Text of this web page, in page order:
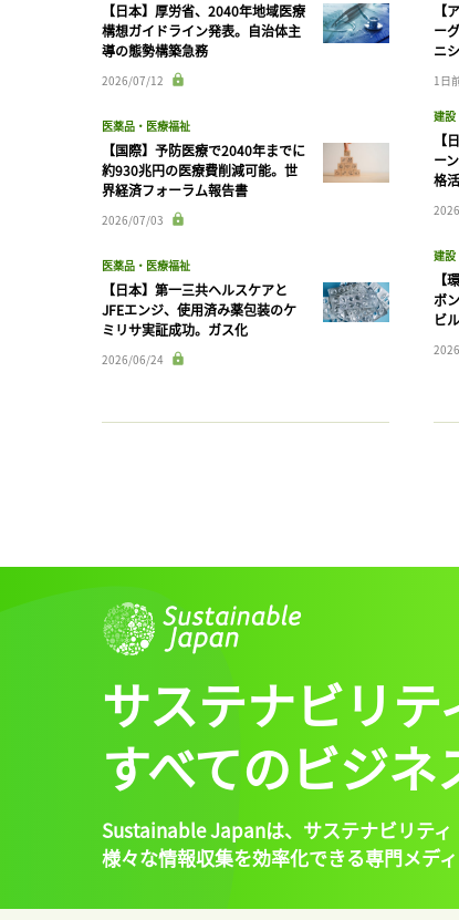
【日本】厚労省、2040年地域医療
構想ガイドライン発表。自治体主
導の態勢構築急務
2026/07/12
医薬品・医療福祉
【国際】予防医療で2040年までに
約930兆円の医療費削減可能。世
界経済フォーラム報告書
2026/07/03
医薬品・医療福祉
【日本】第一三共ヘルスケアと
JFEエンジ、使用済み薬包装のケ
ミリサ実証成功。ガス化
2026/06/24
【
ー
ニ
1日
建設
【
ー
格
建設
【
ボ
ビ
サステナビリテ
すべてのビジネ
Sustainable Japanは、 サステナビリティ
様々な情報収集を効率化できる専門メディ